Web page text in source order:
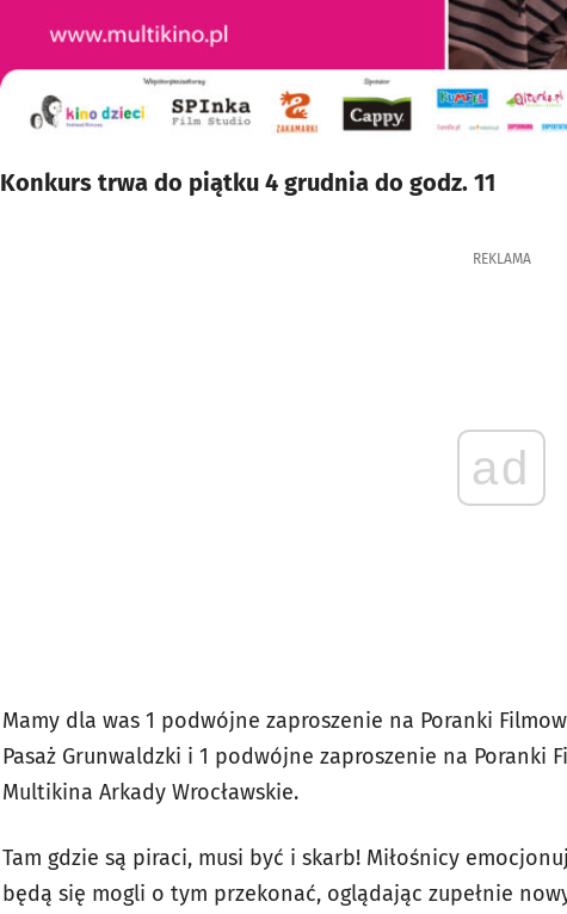
Konkurs trwa do piątku 4 grudnia do godz. 11
REKLAMA
ad
Mamy dla was 1 podwójne zaproszenie na Poranki
Pasaż Grunwaldzki i 1 podwójne zaproszenie na Poranki
Multikina Arkady Wrocławskie.
Tam gdzie są piraci, musi być i skarb! Miłośnicy
będą się mogli o tym przekonać, oglądając zupełnie